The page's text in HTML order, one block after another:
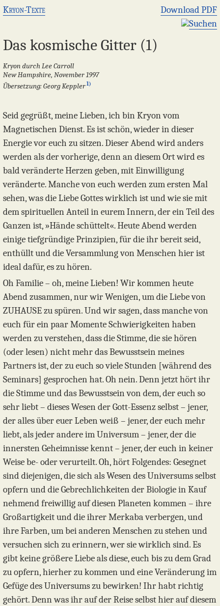
Kryon-Texte
Download PDF
Suchen
Das kosmische Gitter (1)
Kryon durch Lee Carroll
New Hampshire, November 1997
Übersetzung: Georg Keppler1)
Seid gegrüßt, meine Lieben, ich bin Kryon vom
Magnetischen Dienst. Es ist schön, wieder in dieser
Energie vor euch zu sitzen. Dieser Abend wird anders
werden als der vorherige, denn an diesem Ort wird es
bald veränderte Herzen geben, mit Einwilligung
veränderte. Manche von euch werden zum ersten Mal
sehen, was die Liebe Gottes wirklich ist und wie sie mit
dem spirituellen Anteil in eurem Innern, der ein Teil des
Ganzen ist, »Hände schüttelt«. Heute Abend werden
einige tiefgründige Prinzipien, für die ihr bereit seid,
enthüllt und die Versammlung von Menschen hier ist
ideal dafür, es zu hören.
Oh Familie – oh, meine Lieben! Wir kommen heute
Abend zusammen, nur wir Wenigen, um die Liebe von
ZUHAUSE zu spüren. Und wir sagen, dass manche von
euch für ein paar Momente Schwierigkeiten haben
werden zu verstehen, dass die Stimme, die sie hören
(oder lesen) nicht mehr das Bewusstsein meines
Partners ist, der zu euch so viele Stunden [während des
Seminars] gesprochen hat. Oh nein. Denn jetzt hört ihr
die Stimme und das Bewusstsein von dem, der euch so
sehr liebt – dieses Wesen der Gott-Essenz selbst – jener,
der alles über euer Leben weiß – jener, der euch mehr
liebt, als jeder andere im Universum – jener, der die
innersten Geheimnisse kennt – jener, der euch in keiner
Weise be- oder verurteilt. Oh, hört Folgendes: Gesegnet
sind diejenigen, die sich als Wesen des Universums selbst
opfern und die Gebrechlichkeiten der Biologie in Kauf
nehmend freiwillig auf diesen Planeten kommen – ihre
Großartigkeit und die ihrer Merkaba verbergen, und
ihre Farben, um bei anderen Menschen zu stehen und
versuchen sich zu erinnern, wer sie wirklich sind. Es
gibt keine größere Liebe als diese, euch bis zu dem Grad
zu opfern, hierher zu kommen und eine Veränderung im
Gefüge des Universums zu bewirken! Ihr habt richtig
gehört. Denn was ihr auf der Reise selbst hier auf diesem